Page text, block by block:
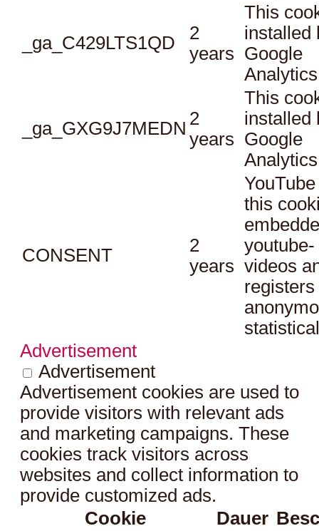
_ga_C429LTS1QD
2
years
This
installed
Google
_ga_GXG9J7MEDN 2
years
This
installed
Google
CONSENT
2
years
this
youtube-
videos
registers
Advertisement
Advertisement
Advertisement cookies are used to
provide visitors with relevant ads
and marketing campaigns. These
cookies track visitors across
websites and collect information to
provide customized ads.
Cookie
Dauer